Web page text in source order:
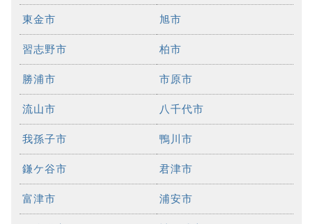
東金市 旭市
習志野市 柏市
勝浦市 市原市
流山市 八千代市
我孫子市 鴨川市
鎌ケ谷市 君津市
富津市 浦安市